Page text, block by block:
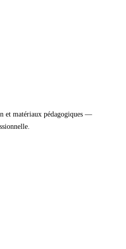
et matériaux pédagogiques —